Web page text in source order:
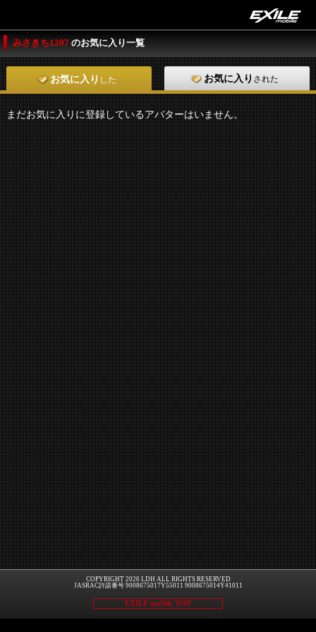
みさきち1207 のお気に入り一覧
お気に入り した お気に入り された
まだお気に入りに登録しているアバターはいません。
COPYRIGHT 2026 LDH ALL RIGHTS RESERVED
JASRAC許諾番号 9008675017Y55011 9008675014Y41011
EXILE mobile TOP